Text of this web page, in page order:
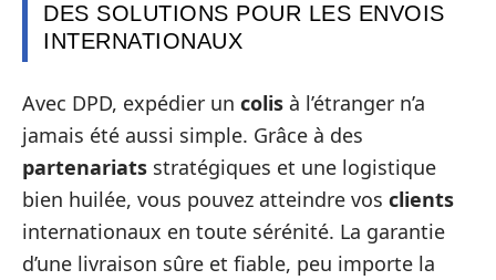
DES SOLUTIONS POUR LES ENVOIS
INTERNATIONAUX
Avec DPD, expédier un colis à l’étranger n’a
jamais été aussi simple. Grâce à des
partenariats stratégiques et une logistique
bien huilée, vous pouvez atteindre vos clients
internationaux en toute sérénité. La garantie
d’une livraison sûre et fiable, peu importe la